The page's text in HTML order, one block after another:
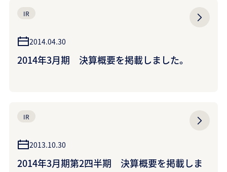
IR
2014.04.30
2014年3月期 決算概要を掲載しました。
IR
2013.10.30
2014年3月期第2四半期 決算概要を掲載しま